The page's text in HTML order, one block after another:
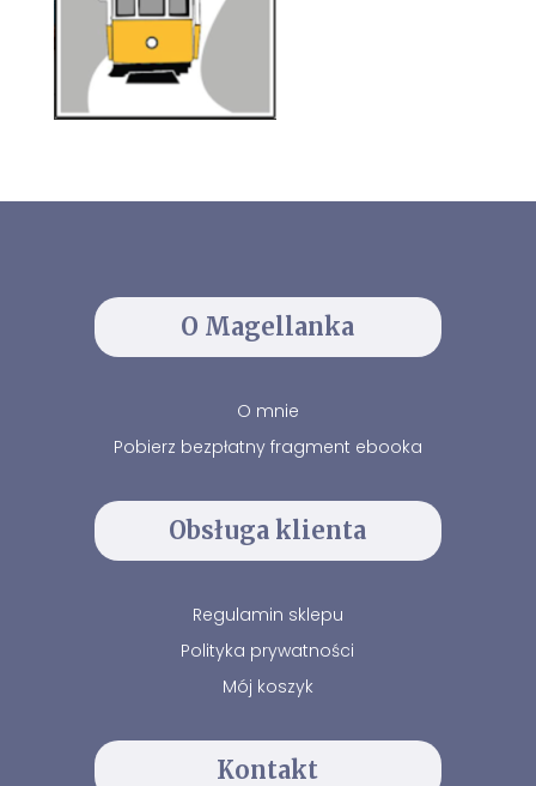
O Magellanka
O mnie
Pobierz bezpłatny fragment ebooka
Obsługa klienta
Regulamin sklepu
Polityka prywatności
Mój koszyk
Kontakt